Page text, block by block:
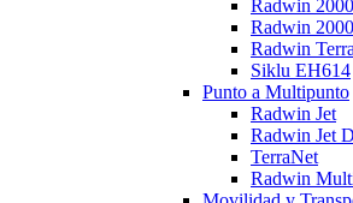
Radwin
Radwin
Radwin
Siklu EH614
Punto a Multipunto
Radwin Jet
Radwin Jet
TerraNet
Radwin